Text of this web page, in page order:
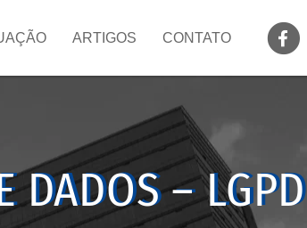
ARTIGOS CONTATO
DADOS – LGPD